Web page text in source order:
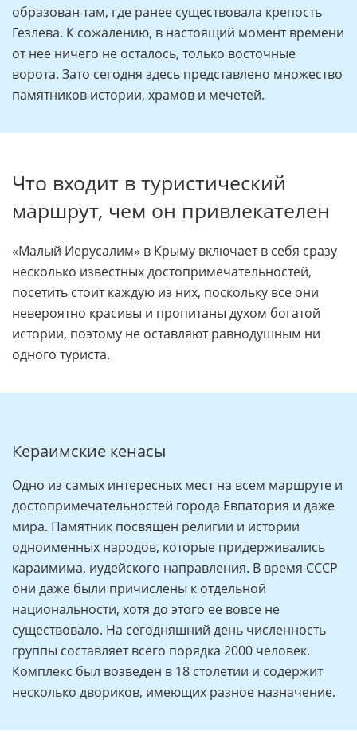
образован там, где ранее существовала крепость
Гезлева. К сожалению, в настоящий момент времени
от нее ничего не осталось, только восточные
ворота. Зато сегодня здесь представлено множество
памятников истории, храмов и мечетей.
Что входит в туристический
маршрут, чем он привлекателен
«Малый Иерусалим» в Крыму включает в себя сразу
несколько известных достопримечательностей,
посетить стоит каждую из них, поскольку все они
невероятно красивы и пропитаны духом богатой
истории, поэтому не оставляют равнодушным ни
одного туриста.
Кераимские кенасы
Одно из самых интересных мест на всем маршруте и
достопримечательностей города Евпатория и даже
мира. Памятник посвящен религии и истории
одноименных народов, которые придерживались
караимима, иудейского направления. В время СССР
они даже были причислены к отдельной
национальности, хотя до этого ее вовсе не
существовало. На сегодняшний день численность
группы составляет всего порядка 2000 человек.
Комплекс был возведен в 18 столетии и содержит
несколько двориков, имеющих разное назначение.